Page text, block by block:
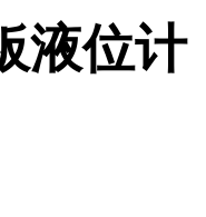
液位计